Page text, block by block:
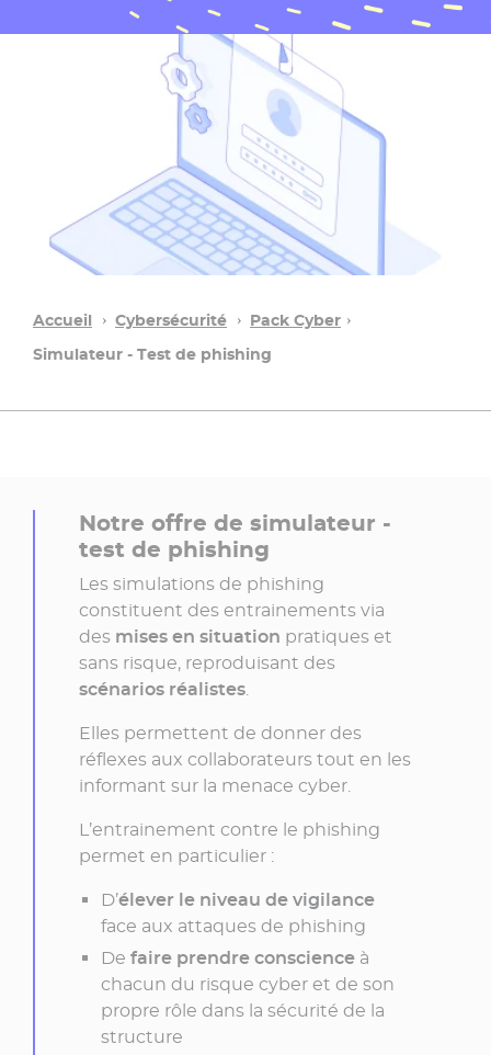
Accueil Cybersécurité
Pack Cyber​
Simulateur - Test de phishing​
Notre offre de simulateur -
test de phishing
Les simulations de phishing
constituent des entrainements via
des mises en situation pratiques et
sans risque, reproduisant des
scénarios réalistes.
Elles permettent de donner des
réflexes aux collaborateurs tout en les
informant sur la menace cyber.
L’entrainement contre le phishing
permet en particulier :
D’élever le niveau de vigilance
face aux attaques de phishing
De faire prendre conscience à
chacun du risque cyber et de son
propre rôle dans la sécurité de la
structure